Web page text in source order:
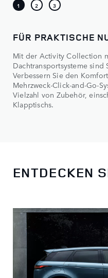
FÜR PRAKTISCHE
Mit der Activity Collection
Dachtransportsysteme sind
Verbessern Sie den
Mehrzweck-Click-and-Go-
Vielzahl von Zubehör,
Klapptischs.
ENTDECKEN